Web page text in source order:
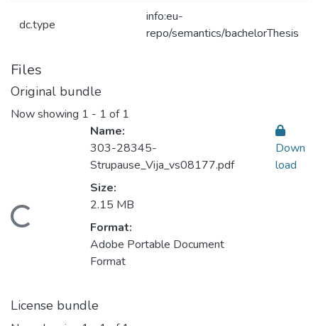
dc.type
info:eu-
repo/semantics/bachelorThesis
Files
Original bundle
Now showing 1 - 1 of 1
Name:
303-28345-
Strupause_Vija_vs08177.pdf
Size:
2.15 MB
Format:
Adobe Portable Document
Format
Down
load
License bundle